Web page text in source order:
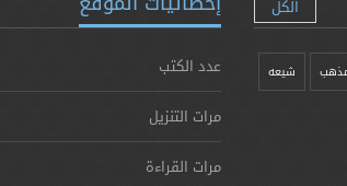
الكل
شيعه عدد الكتب
مرات التنزيل
مرات القراءة